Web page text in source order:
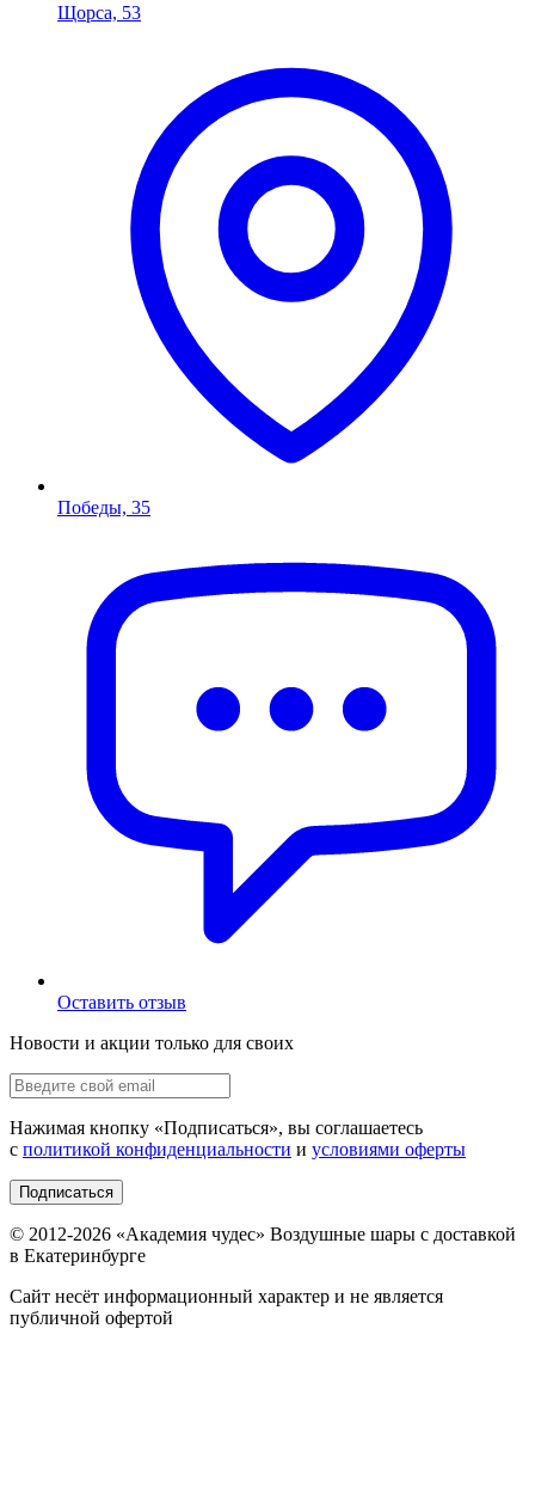
Щорса, 53
Победы, 35
Оставить отзыв
Новости и акции только для своих
Нажимая кнопку «Подписаться», вы соглашаетесь
с политикой конфиденциальности и условиями оферты
Подписаться
© 2012-2026 «Академия чудес» Воздушные шары с доставкой
в Екатеринбурге
Сайт несёт информационный характер и не является
публичной офертой